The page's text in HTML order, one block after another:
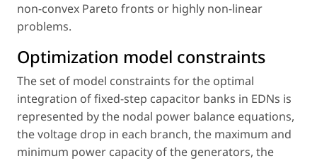
non-convex Pareto fronts or highly non-linear
problems.
Optimization model constraints
The set of model constraints for the optimal
integration of fixed-step capacitor banks in EDNs is
represented by the nodal power balance equations,
the voltage drop in each branch, the maximum and
minimum power capacity of the generators, the